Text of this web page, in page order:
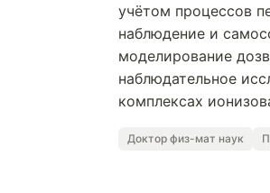
учётом процессов
наблюдение и
моделирование
наблюдательное
комплексах
Доктор физ-мат наук